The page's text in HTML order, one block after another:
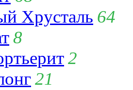
Хрусталь 64
8
2
21